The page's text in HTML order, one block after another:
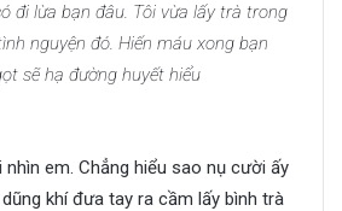
đi lừa bạn đâu. Tôi vừa lấy trà trong
nguyện đó. Hiến máu xong bạn
sẽ hạ đường huyết hiểu
em. Chẳng hiểu sao nụ cười ấy
khí đưa tay ra cầm lấy bình trà